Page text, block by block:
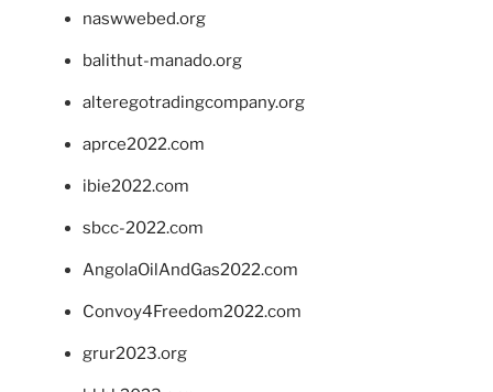
naswwebed.org
balithut-manado.org
alteregotradingcompany.org
aprce2022.com
ibie2022.com
sbcc-2022.com
AngolaOilAndGas2022.com
Convoy4Freedom2022.com
grur2023.org